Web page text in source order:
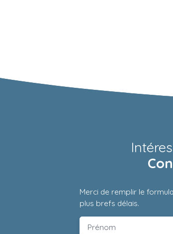
Merci de remplir le
plus brefs délais.
Prénom